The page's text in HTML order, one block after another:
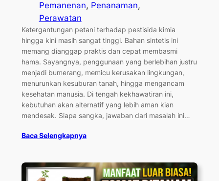
Pemanenan, Penanaman
Perawatan
Ketergantungan petani terhadap pestisida kimia
hingga kini masih sangat tinggi. Bahan sintetis ini
memang dianggap praktis dan cepat membasmi
hama. Sayangnya, penggunaan yang berlebihan justru
menjadi bumerang, memicu kerusakan lingkungan,
menurunkan kesuburan tanah, hingga mengancam
kesehatan manusia. Di tengah kekhawatiran ini,
kebutuhan akan alternatif yang lebih aman kian
mendesak. Siapa sangka, jawaban dari masalah ini…
Baca Selengkapnya